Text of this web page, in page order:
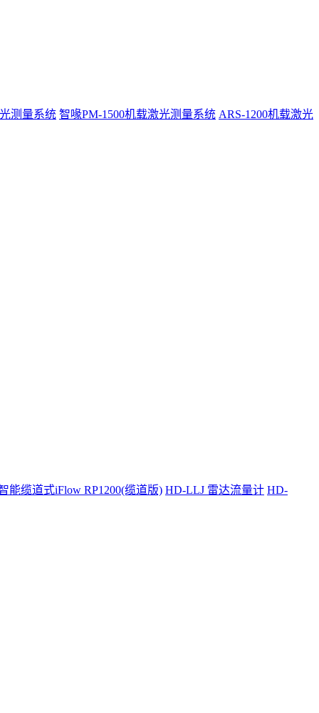
测量系统 智喙PM-1500机载激光测量系统 ARS-1200机载激光
能缆道式iFlow RP1200(缆道版) HD-LLJ 雷达流量计 HD-